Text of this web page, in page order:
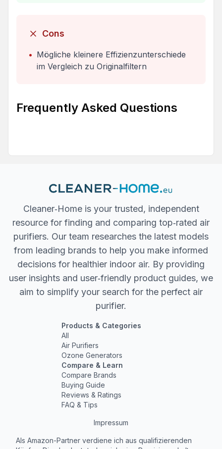
Cons
• Mögliche kleinere Effizienzunterschiede
im Vergleich zu Originalfiltern
Frequently Asked Questions
Cleaner‐Home is your trusted, independent
resource for finding and comparing top‐rated air
purifiers. Our team researches the latest models
from leading brands to help you make informed
decisions for healthier indoor air. By providing
user insights and user‐friendly product guides, we
aim to simplify your search for the perfect air
purifier.
Products & Categories
All
Air Purifiers
Ozone Generators
Compare & Learn
Compare Brands
Buying Guide
Reviews & Ratings
FAQ & Tips
Impressum
Als Amazon-Partner verdiene ich aus qualifizierenden